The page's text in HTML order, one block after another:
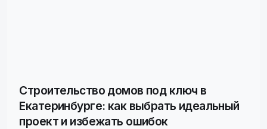
Строительство домов под ключ в
Екатеринбурге: как выбрать идеальный
проект и избежать ошибок